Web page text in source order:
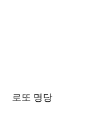
로또 명당